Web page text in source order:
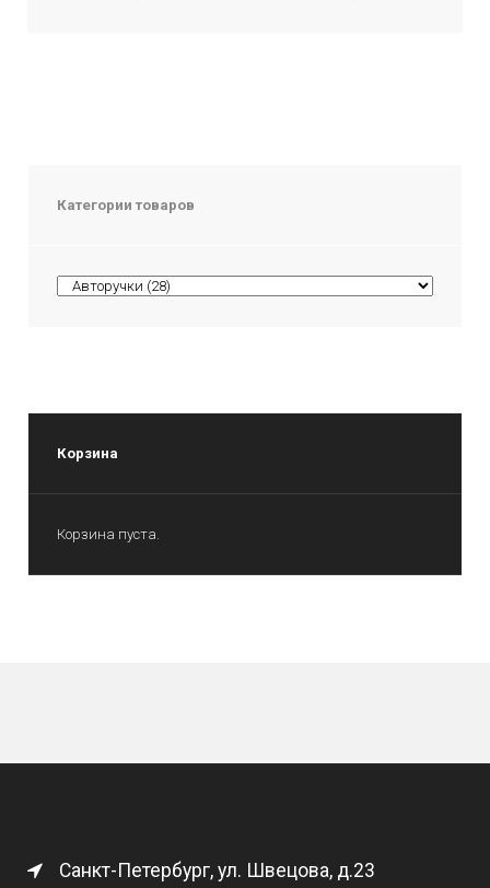
Категории товаров
Корзина
Корзина пуста.
Санкт-Петербург, ул. Швецова, д.23